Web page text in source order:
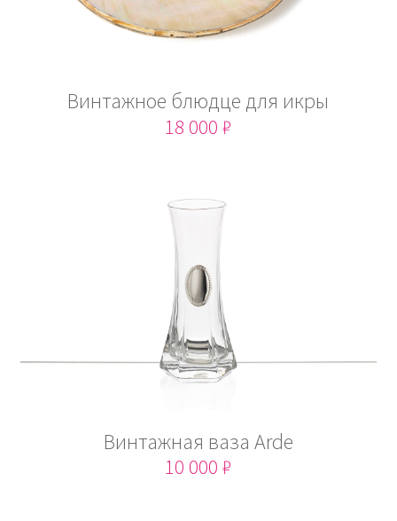
Винтажное блюдце для икры
18 000 ₽
Винтажная ваза Arde
10 000 ₽